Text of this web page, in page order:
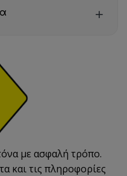
με ασφαλή τρόπο.
και τις πληροφορίες